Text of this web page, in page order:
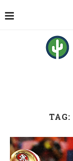
TAG: